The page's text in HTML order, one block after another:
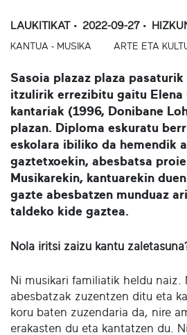
LAUKITIKAT 2022-09-27
KANTUA - MUSIKA ARTE ETA
Sasoia plazaz plaza
itzulirik errezibitu gaitu Elena
kantariak (1996, Donibane
plazan. Diploma eskuratu
eskolara ibiliko da hemendik
gaztetxoekin, abesbatsa
Musikarekin, kantuarekin
gazte abesbatzen munduaz
taldeko kide gaztea.
Nola iritsi zaizu kantu
Ni musikari familiatik heldu naiz.
abesbatzak zuzentzen ditu eta
koru baten zuzendaria da, nire
erakasten du eta kantatzen du.